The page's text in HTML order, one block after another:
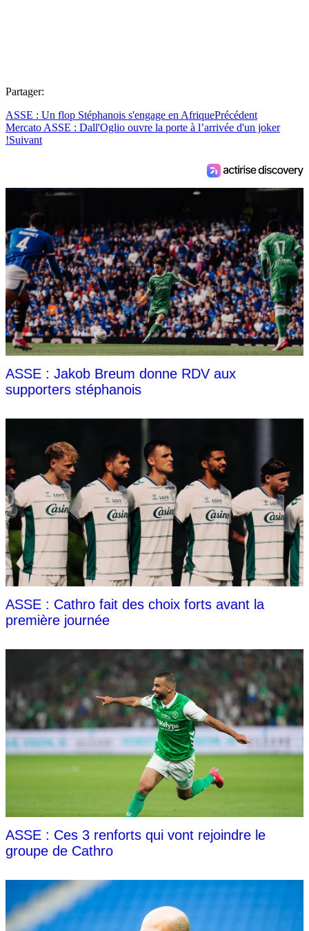
Partager:
ASSE : Un flop Stéphanois s'engage en AfriquePrécédent
Mercato ASSE : Dall'Oglio ouvre la porte à l’arrivée d'un joker
!Suivant
ASSE : Jakob Breum donne RDV aux
supporters stéphanois
ASSE : Cathro fait des choix forts avant la
première journée
ASSE : Ces 3 renforts qui vont rejoindre le
groupe de Cathro